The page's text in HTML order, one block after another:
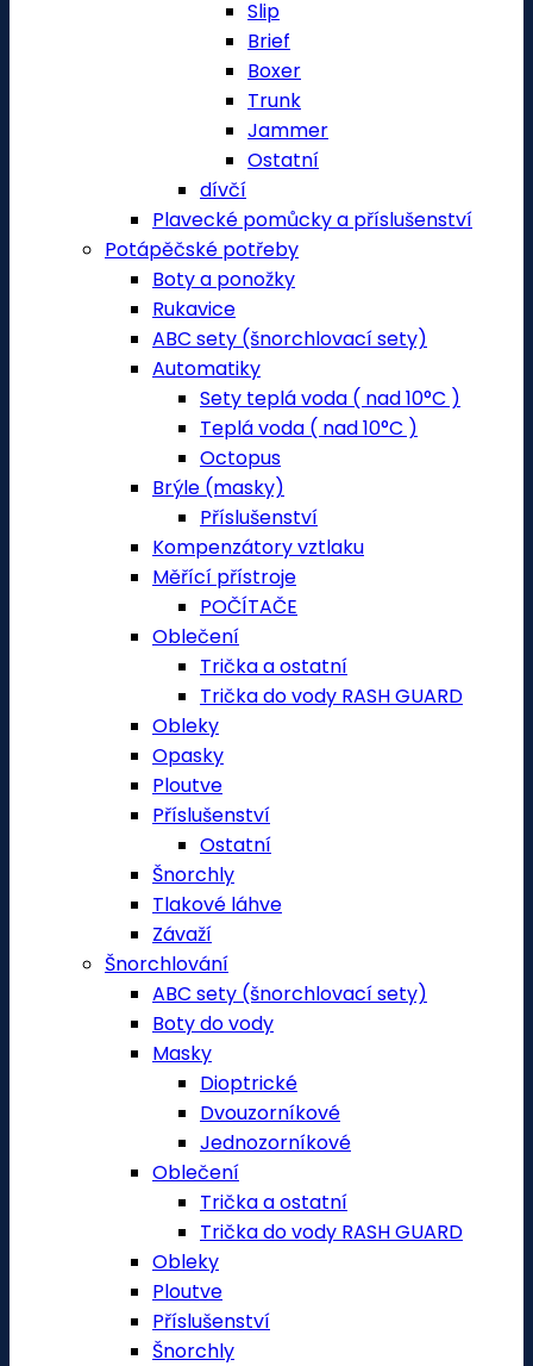
Slip
Brief
Boxer
Trunk
Jammer
Ostatní
dívčí
Plavecké pomůcky a příslušenství
Potápěčské potřeby
Boty a ponožky
Rukavice
ABC sety (šnorchlovací sety)
Automatiky
Sety teplá voda ( nad 10°C )
Teplá voda ( nad 10°C )
Octopus
Brýle (masky)
Příslušenství
Kompenzátory vztlaku
Měřící přístroje
POČÍTAČE
Oblečení
Trička a ostatní
Trička do vody RASH GUARD
Obleky
Opasky
Ploutve
Příslušenství
Ostatní
Šnorchly
Tlakové láhve
Závaží
Šnorchlování
ABC sety (šnorchlovací sety)
Boty do vody
Masky
Dioptrické
Dvouzorníkové
Jednozorníkové
Oblečení
Trička a ostatní
Trička do vody RASH GUARD
Obleky
Ploutve
Příslušenství
Šnorchly